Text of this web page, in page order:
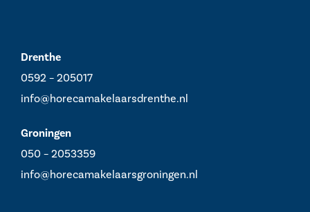
Drenthe
0592 – 205017
info@horecamakelaarsdrenthe.nl
Groningen
050 – 2053359
info@horecamakelaarsgroningen.nl